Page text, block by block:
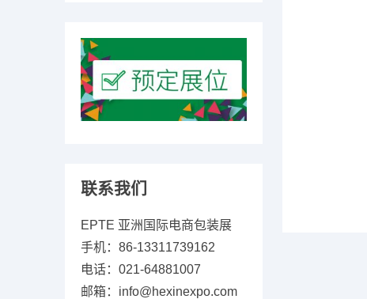
联系我们
EPTE 亚洲国际电商包装展
手机：86-13311739162
电话：021-64881007
邮箱：info@hexinexpo.com